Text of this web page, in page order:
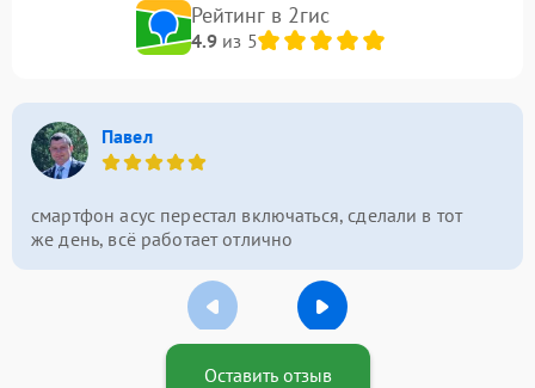
Рейтинг в 2гис
4.9из 5
Павел
смартфон асус перестал включаться, сделали в тот
же день, всё работает отлично
Оставить отзыв